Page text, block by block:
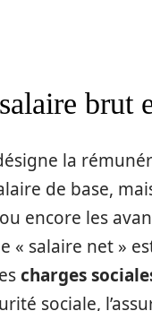
brut
la
de base,
encore les
« salaire net »
charges
sociale,